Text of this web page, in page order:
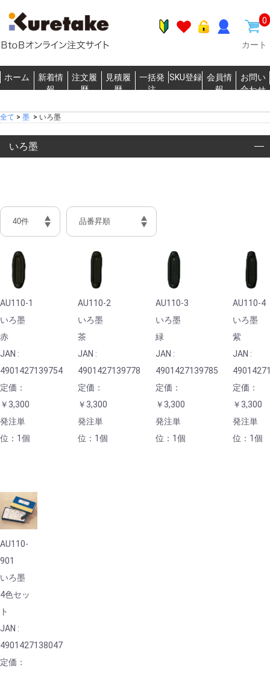
0
カート
ホーム
新着情
報
注文履
歴
見積履
歴
一括発
注
SKU登録 会員情
報
お問い
合わせ
全て > 墨 > いろ墨
いろ墨
AU110-1
いろ墨
赤
JAN :
4901427139754
定価：
￥3,300
発注単
位：1個
AU110-2
いろ墨
茶
JAN :
4901427139778
定価：
￥3,300
発注単
位：1個
AU110-3
いろ墨
緑
JAN :
4901427139785
定価：
￥3,300
発注単
位：1個
AU110-4
いろ墨
紫
JAN :
定価：
￥3,300
発注単
位：1個
AU110-
901
いろ墨
4色セッ
ト
JAN :
4901427138047
定価：